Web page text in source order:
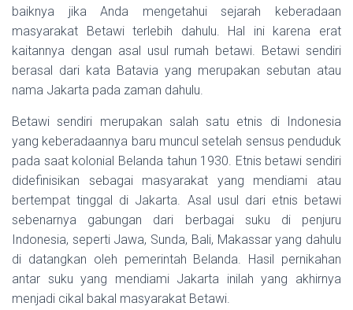
baiknya jika Anda mengetahui sejarah keberadaan
masyarakat Betawi terlebih dahulu. Hal ini karena erat
kaitannya dengan asal usul rumah betawi. Betawi sendiri
berasal dari kata Batavia yang merupakan sebutan atau
nama Jakarta pada zaman dahulu.
Betawi sendiri merupakan salah satu etnis di Indonesia
yang keberadaannya baru muncul setelah sensus penduduk
pada saat kolonial Belanda tahun 1930. Etnis betawi sendiri
didefinisikan sebagai masyarakat yang mendiami atau
bertempat tinggal di Jakarta. Asal usul dari etnis betawi
sebenarnya gabungan dari berbagai suku di penjuru
Indonesia, seperti Jawa, Sunda, Bali, Makassar yang dahulu
di datangkan oleh pemerintah Belanda. Hasil pernikahan
antar suku yang mendiami Jakarta inilah yang akhirnya
menjadi cikal bakal masyarakat Betawi.